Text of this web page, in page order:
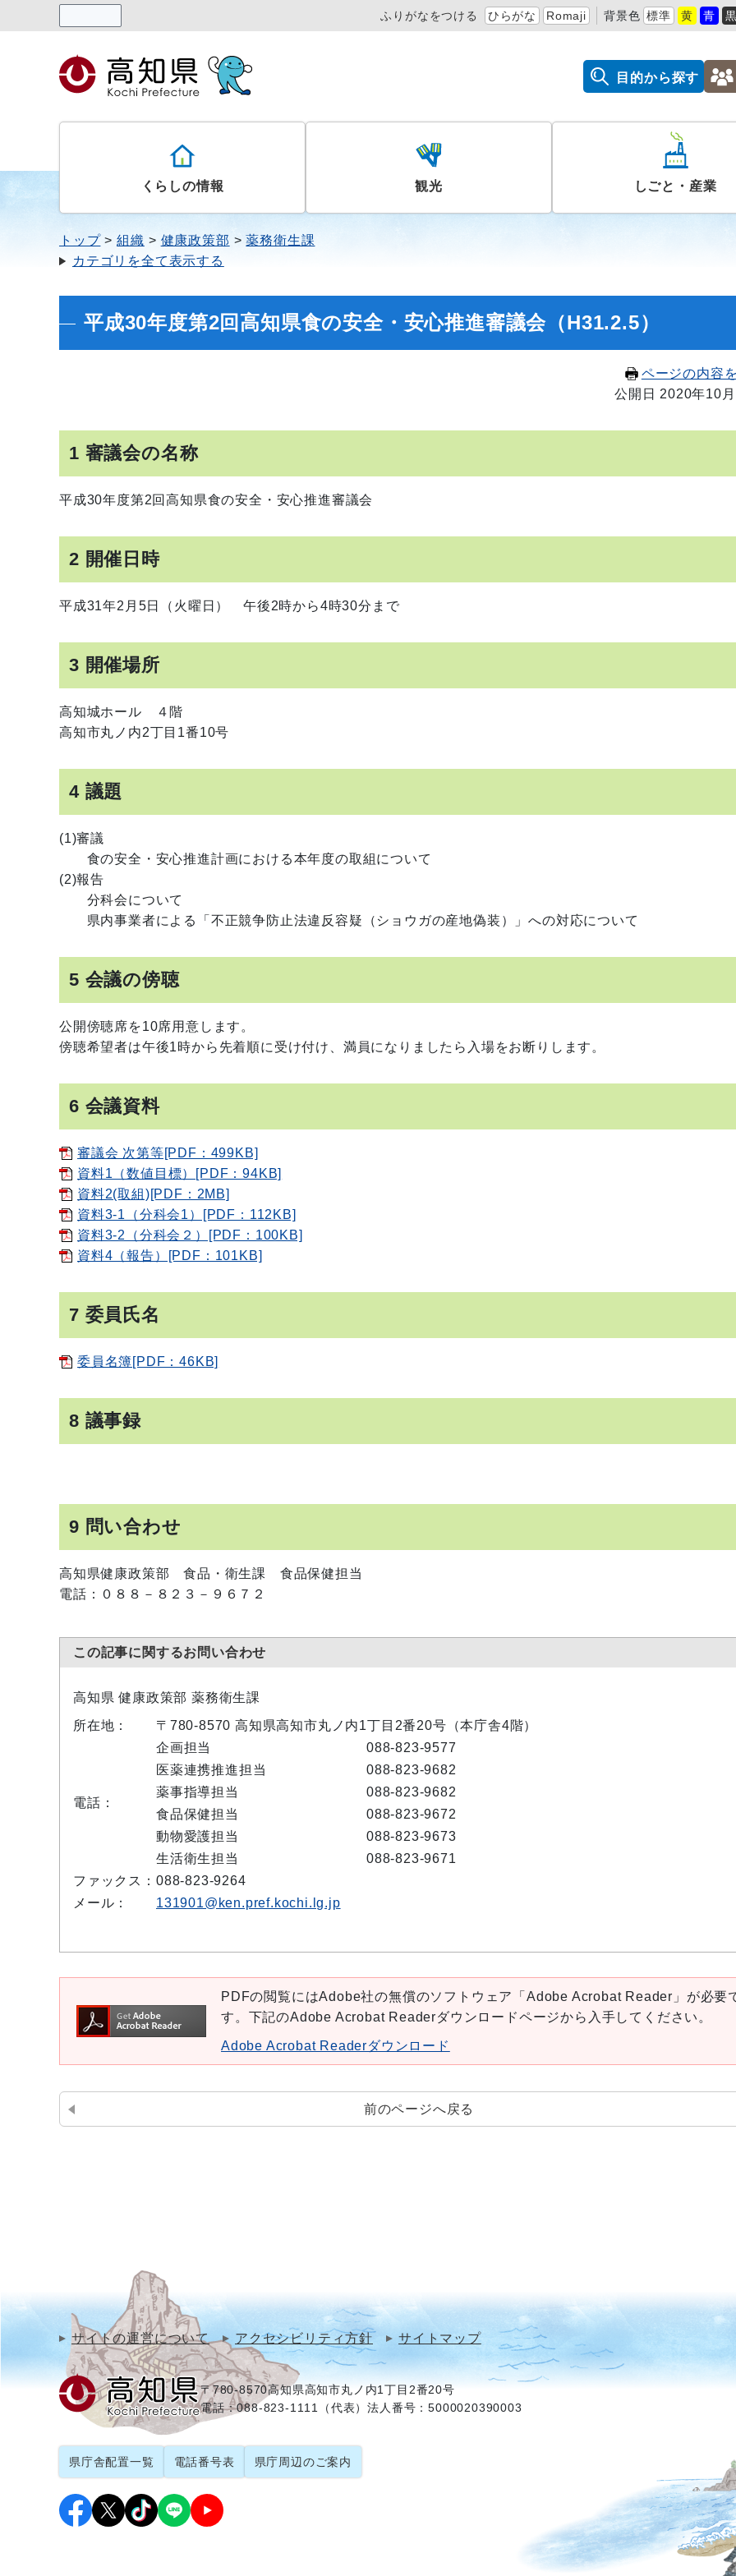
ふりがなをつける ひらがな Romaji 背景色 標準 黄 青
目的から探す
くらしの情報 観光 しごと・産業
トップ 組織 健康政策部
薬務衛生課
カテゴリを全て表示する
平成30年度第2回高知県食の安全・安心推進審議会（H31.2.5）
ページの内容
公開日 2020年10
1 審議会の名称
平成30年度第2回高知県食の安全・安心推進審議会
2 開催日時
平成31年2月5日（火曜日） 午後2時から4時30分まで
3 開催場所
高知城ホール ４階
高知市丸ノ内2丁目1番10号
4 議題
(1)審議
食の安全・安心推進計画における本年度の取組について
(2)報告
分科会について
県内事業者による「不正競争防止法違反容疑（ショウガの産地偽装）」への対応について
5 会議の傍聴
公開傍聴席を10席用意します。
傍聴希望者は午後1時から先着順に受け付け、満員になりましたら入場をお断りします。
6 会議資料
審議会 次第等[PDF：499KB]
資料1（数値目標）[PDF：94KB]
資料2(取組)[PDF：2MB]
資料3-1（分科会1）[PDF：112KB]
資料3-2（分科会２）[PDF：100KB]
資料4（報告）[PDF：101KB]
7 委員氏名
委員名簿[PDF：46KB]
8 議事録
9 問い合わせ
高知県健康政策部 食品・衛生課 食品保健担当
電話：０８８－８２３－９６７２
この記事に関するお問い合わせ
高知県 健康政策部 薬務衛生課
所在地：
〒780-8570 高知県高知市丸ノ内1丁目2番20号（本庁舎4階）
電話：
企画担当
088-823-9577
医薬連携推進担当
088-823-9682
薬事指導担当
088-823-9682
食品保健担当
088-823-9672
動物愛護担当
088-823-9673
生活衛生担当
088-823-9671
ファックス： 088-823-9264
メール：
131901@ken.pref.kochi.lg.jp
PDFの閲覧にはAdobe社の無償のソフトウェア「Adobe Acrobat Reader」が必要
す。下記のAdobe Acrobat Readerダウンロードページから入手してください。
Adobe Acrobat Readerダウンロード
前のページへ戻る
サイトの運営について アクセシビリティ方針 サイトマップ
〒780-8570高知県高知市丸ノ内1丁目2番20号
電話：088-823-1111（代表）法人番号：5000020390003
県庁舎配置一覧 電話番号表 県庁周辺のご案内